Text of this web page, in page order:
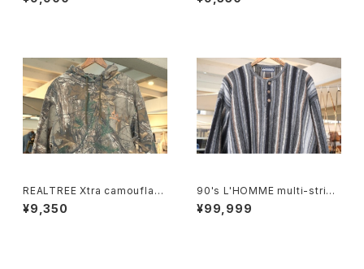
"HUNTLEY"
REALTREE Xtra camouflag
e hoodie "MEDIUM"
¥9,350
90's L'HOMME multi-stripe
henley-neck Sweater
¥99,999